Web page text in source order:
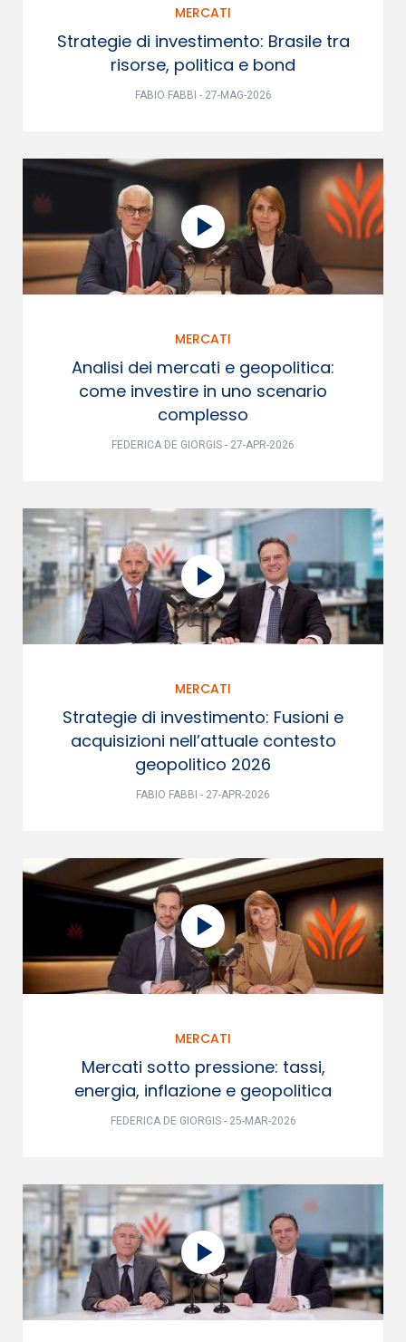
MERCATI
Strategie di investimento: Brasile tra
risorse, politica e bond
FABIO FABBI - 27-MAG-2026
MERCATI
Analisi dei mercati e geopolitica:
come investire in uno scenario
complesso
FEDERICA DE GIORGIS - 27-APR-2026
MERCATI
Strategie di investimento: Fusioni e
acquisizioni nell’attuale contesto
geopolitico 2026
FABIO FABBI - 27-APR-2026
MERCATI
Mercati sotto pressione: tassi,
energia, inflazione e geopolitica
FEDERICA DE GIORGIS - 25-MAR-2026